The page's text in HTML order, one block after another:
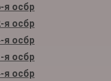
я осбр
я осбр
я осбр
я осбр
я осбр